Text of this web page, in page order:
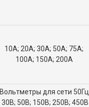
10А; 20А; 30А; 50А; 75А;
100А; 150А; 200А
Вольтметры для сети 50Гц
30В; 50В; 150В; 250В; 450В